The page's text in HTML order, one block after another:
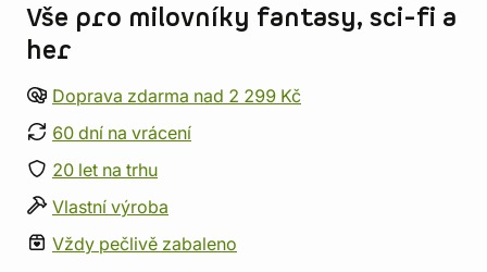
Vše pro milovníky fantasy, sci-fi a
her
Doprava zdarma nad 2 299 Kč
60 dní na vrácení
20 let na trhu
Vlastní výroba
Vždy pečlivě zabaleno